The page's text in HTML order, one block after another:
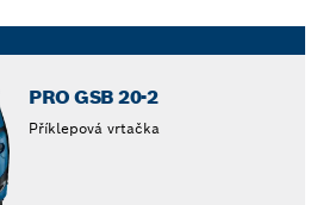
PRO GSB 20-2
Příklepová vrtačka